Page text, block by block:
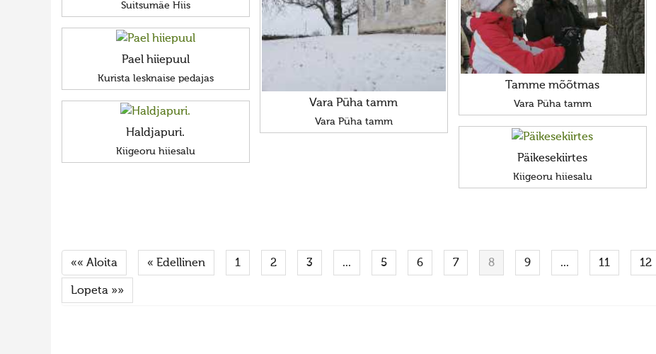
Vara Püha tamm
Vara Püha tamm
Tamme mõõtmas
Vara Püha tamm
Suitsumäe Hiis
Pael hiiepuul
Kurista lesknaise pedajas
Haldjapuri.
Kiigeoru hiiesalu
Päikesekiirtes
Kiigeoru hiiesalu
«« Aloita « Edellinen 1 2 3 ... 5 6 7 8 9 ... 11 12
Lopeta »»